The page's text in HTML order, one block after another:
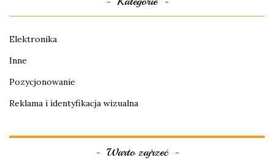
Elektronika
Inne
Pozycjonowanie
Reklama i identyfikacja wizualna
Warto zajrzeć